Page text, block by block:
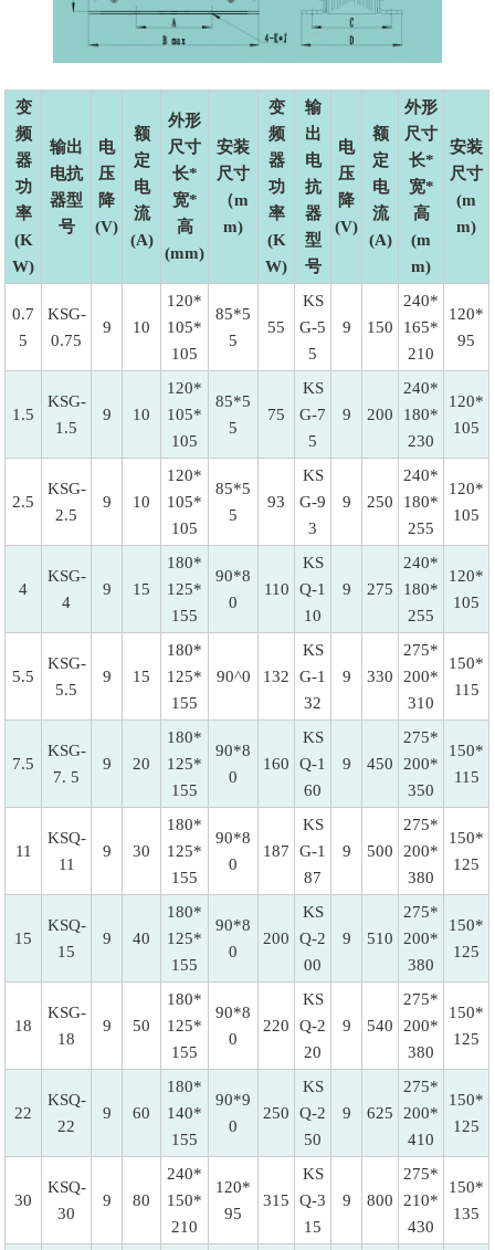
变
频
器
功
率
(K
W)
输出
电抗
器型
号
电
压
降
(V)
额
定
电
流
(A)
外形
尺寸
长*
宽*
高
(mm)
安装
尺寸
（m
m)
变
频
器
功
率
(K
W)
输
出
电
抗
器
型
号
电
压
降
(V)
额
定
电
流
(A)
外形
尺寸
长*
宽*
高
(m
m)
安装
尺寸
(m
m)
0.7
5
KSG-
0.75
9 10
120*
105*
105
85*5
5
55
KS
G-5
5
9 150
240*
165*
210
120*
95
1.5
KSG-
1.5
9 10
120*
105*
105
85*5
5
75
KS
G-7
5
9 200
240*
180*
230
120*
105
2.5
KSG-
2.5
9 10
120*
105*
105
85*5
5
93
KS
G-9
3
9 250
240*
180*
255
120*
105
4
KSG-
4
9 15
180*
125*
155
90*8
0
110
KS
Q-1
10
9 275
240*
180*
255
120*
105
5.5
KSG-
5.5
9 15
180*
125*
155
90^0 132
KS
G-1
32
9 330
275*
200*
310
150*
115
7.5
KSG-
7. 5
9 20
180*
125*
155
90*8
0
160
KS
Q-1
60
9 450
275*
200*
350
150*
115
11
KSQ-
11
9 30
180*
125*
155
90*8
0
187
KS
G-1
87
9 500
275*
200*
380
150*
125
15
KSQ-
15
9 40
180*
125*
155
90*8
0
200
KS
Q-2
00
9 510
275*
200*
380
150*
125
18
KSG-
18
9 50
180*
125*
155
90*8
0
220
KS
Q-2
20
9 540
275*
200*
380
150*
125
22
KSQ-
22
9 60
180*
140*
155
90*9
0
250
KS
Q-2
50
9 625
275*
200*
410
150*
125
30
KSQ-
30
9 80
240*
150*
210
120*
95
315
KS
Q-3
15
9 800
275*
210*
430
150*
135